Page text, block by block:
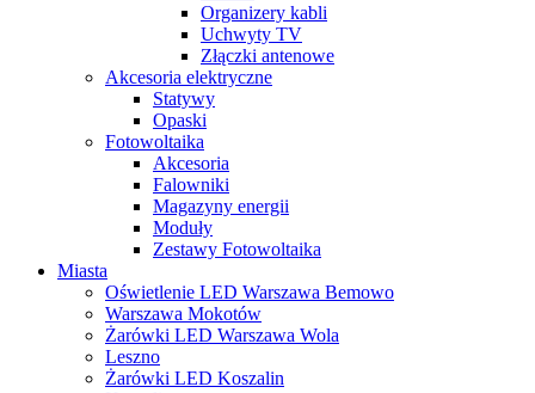
Organizery kabli
Uchwyty TV
Złączki antenowe
Akcesoria elektryczne
Statywy
Opaski
Fotowoltaika
Akcesoria
Falowniki
Magazyny energii
Moduły
Zestawy Fotowoltaika
Miasta
Oświetlenie LED Warszawa Bemowo
Warszawa Mokotów
Żarówki LED Warszawa Wola
Leszno
Żarówki LED Koszalin